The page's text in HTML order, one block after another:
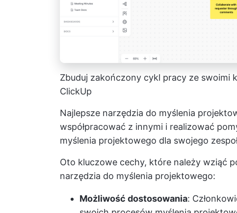
Zbuduj zakończony cykl pracy ze
ClickUp
Najlepsze narzędzia do myślenia
współpracować z innymi i realizować
myślenia projektowego dla swojego
Oto kluczowe cechy, które należy wziąć
narzędzia do myślenia projektowego:
Możliwość dostosowania: